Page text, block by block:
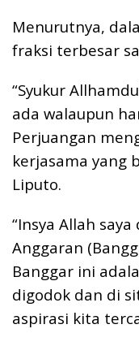
Menurutnya,
fraksi terbesar
“Syukur
ada walaupun
Perjuangan
kerjasama yang
Liputo.
“Insya Allah
Anggaran
Banggar ini
digodok dan di
aspirasi kita